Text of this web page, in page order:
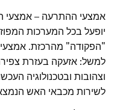
אמצעי ההתרעה – אמצעי
יופעל בכל המערכות
"הפקודה" מהרכזת. אמצעי
למשל: אזעקה בעזרת צפירה
וצהובות ובטכנולוגיה
לשירות מכבאי האש